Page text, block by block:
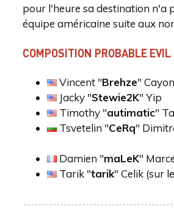
pour l'heure sa destination n'a
équipe américaine suite aux
COMPOSITION PROBABLE
Vincent "⁠Brehze⁠"
Jacky "Stewie2K" Yip
Timothy "autimatic" Ta
Tsvetelin "⁠CeRq⁠"
Damien "maLeK"
Tarik "tarik" Celik (sur